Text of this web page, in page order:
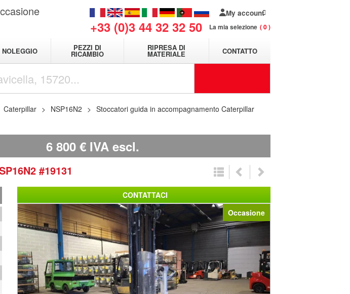
+33 (0)3 44 32 32 50
My account
La mia selezione 0
NOLEGGIO PEZZI DI
RICAMBIO
RIPRESA DI
MATERIALE CONTATTO
Caterpillar NSP16N2
Stoccatori guida in accompagnamento Caterpillar
6 800 € IVA escl.
#19131
Occasione
CONTATTACI